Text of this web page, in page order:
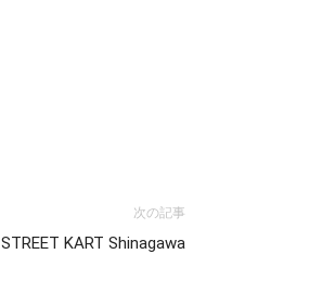
次の記事
STREET KART Shinagawa